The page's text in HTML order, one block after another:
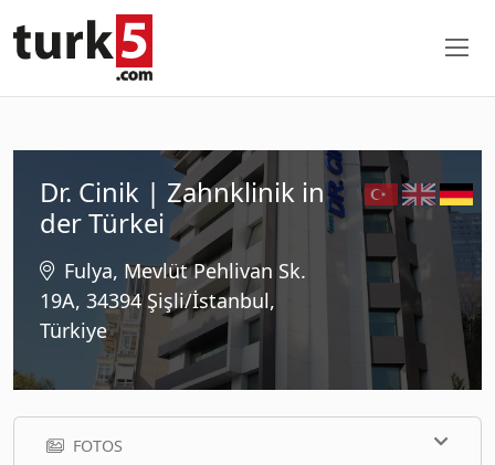
Dr. Cinik | Zahnklinik in
der Türkei
Fulya, Mevlüt Pehlivan Sk.
19A, 34394 Şişli/İstanbul,
Türkiye
FOTOS